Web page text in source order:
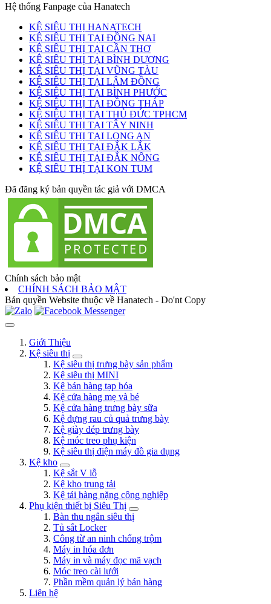
Hệ thống Fanpage của Hanatech
KỆ SIÊU THỊ HANATECH
KỆ SIÊU THỊ TẠI ĐỒNG NAI
KỆ SIÊU THỊ TẠI CẦN THƠ
KỆ SIÊU THỊ TẠI BÌNH DƯƠNG
KỆ SIÊU THỊ TẠI VŨNG TÀU
KỆ SIÊU THỊ TẠI LÂM ĐỒNG
KỆ SIÊU THỊ TẠI BÌNH PHƯỚC
KỆ SIÊU THỊ TẠI ĐỒNG THÁP
KỆ SIÊU THỊ TẠI THỦ ĐỨC TPHCM
KỆ SIÊU THỊ TẠI TÂY NINH
KỆ SIÊU THỊ TẠI LONG AN
KỆ SIÊU THỊ TẠI ĐẮK LẮK
KỆ SIÊU THỊ TẠI ĐẮK NÔNG
KỆ SIÊU THỊ TẠI KON TUM
Đã đăng ký bản quyền tác giả với DMCA
Chính sách bảo mật
CHÍNH SÁCH BẢO MẬT
Bản quyền Website thuộc về Hanatech - Do'nt Copy
Giới Thiệu
Kệ siêu thị
Kệ siêu thị trưng bày sản phẩm
Kệ siêu thị MINI
Kệ bán hàng tạp hóa
Kệ cửa hàng mẹ và bé
Kệ cửa hàng trưng bày sữa
Kệ đựng rau củ quả trưng bày
Kệ giày dép trưng bày
Kệ móc treo phụ kiện
Kệ siêu thị điện máy đồ gia dụng
Kệ kho
Kệ sắt V lỗ
Kệ kho trung tải
Kệ tải hàng nặng công nghiệp
Phụ kiện thiết bị Siêu Thị
Bàn thu ngân siêu thị
Tủ sắt Locker
Công từ an ninh chống trộm
Máy in hóa đơn
Máy in và máy đọc mã vạch
Móc treo cài lưới
Phần mềm quản lý bán hàng
Liên hệ